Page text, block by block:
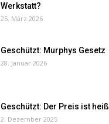
Werkstatt?
25. März 2026
Geschützt: Murphys Gesetz
28. Januar 2026
Geschützt: Der Preis ist heiß
2. Dezember 2025